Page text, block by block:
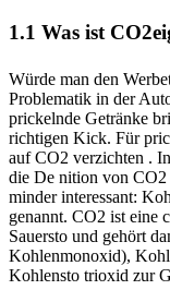
1.1 Was ist
Würde man den
Problematik in der
prickelnde Getränke
richtigen Kick. Für
auf CO2 verzichten .
die De nition von CO2
minder interessant:
genannt. CO2 ist eine
Sauersto und gehört
Kohlenmonoxid),
Kohlensto trioxid zur